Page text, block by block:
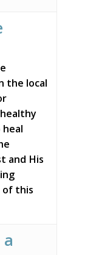
the local
and His
of this